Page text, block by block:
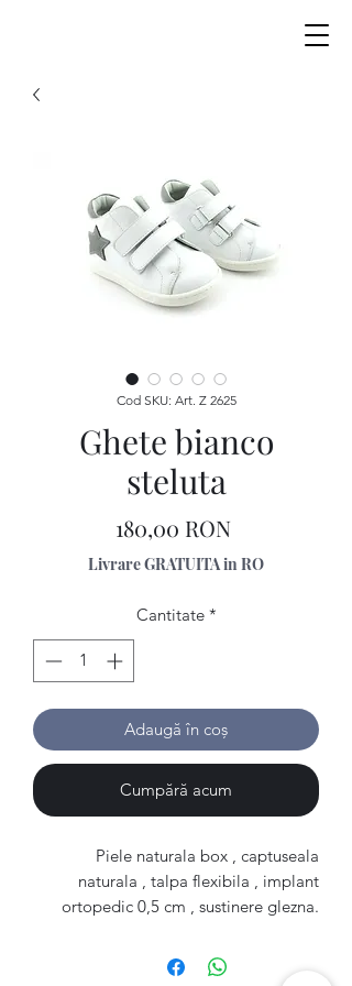
Cod SKU: Art. Z 2625
Ghete bianco
steluta
180,00 RONPreț
Livrare GRATUITA in RO
Cantitate *
Adaugă în coș
Cumpără acum
Piele naturala box , captuseala
naturala , talpa flexibila , implant
ortopedic 0,5 cm , sustinere glezna.